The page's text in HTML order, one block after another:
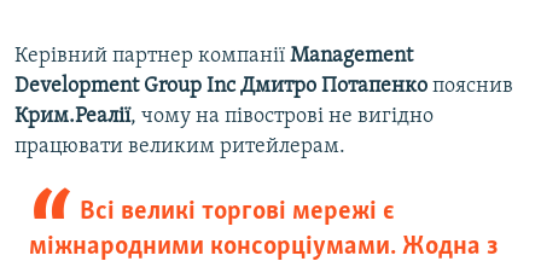
Керівний партнер компанії Management
Development Group Inc Дмитро Потапенко пояснив
Крим.Реалії, чому на півострові не вигідно
працювати великим ритейлерам.
Всі великі торгові мережі є
міжнародними консорціумами. Жодна з